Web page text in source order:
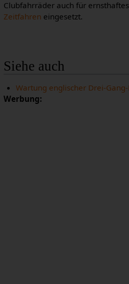
Clubfahrräder auch für
Zeitfahren eingesetzt.
Siehe auch
Wartung englischer Drei-
Werbung: